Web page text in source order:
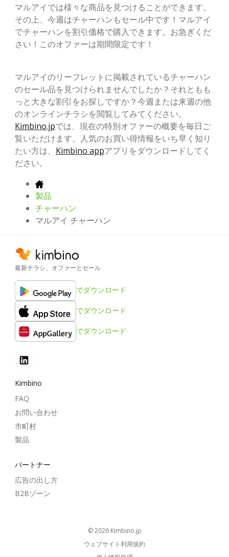
マルアイでは様々な商品を見つけることができます。
その上、今週はチャーハンもセール中です！マルアイ
でチャーハンを割引価格で購入できます。お急ぎくだ
さい！このオファーは期間限定です！
マルアイのリーフレットに掲載されているチャーハン
のセール品を見つけられませんでしたか？それともも
っと大きな割引をお探しですか？今週または来週の他
のオンラインチラシを閲覧してみてください。
Kimbino.jpでは、現在の特別オファーの概要を毎日ご
覧いただけます。人気のお買い得情報をいち早く知り
たい方は、 Kimbino appアプリをダウンロードしてく
ださい。
製品
チャーハン
マルアイ チャーハン
最新チラシ、オファーとセール
でダウンロード
でダウンロード
でダウンロード
Kimbino
FAQ
お問い合わせ
市町村
製品
パートナー
広告の出し方
B2Bゾーン
© 2026 kimbino.jp
ウェブサイト利用規約